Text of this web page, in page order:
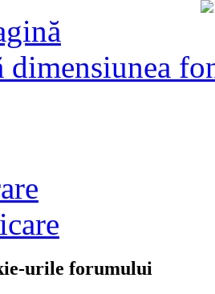
dimensiunea
urile forumului